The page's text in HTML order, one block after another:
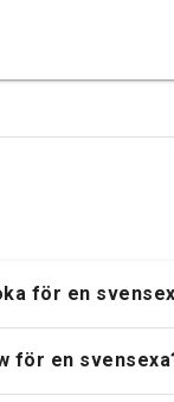
för en
för en